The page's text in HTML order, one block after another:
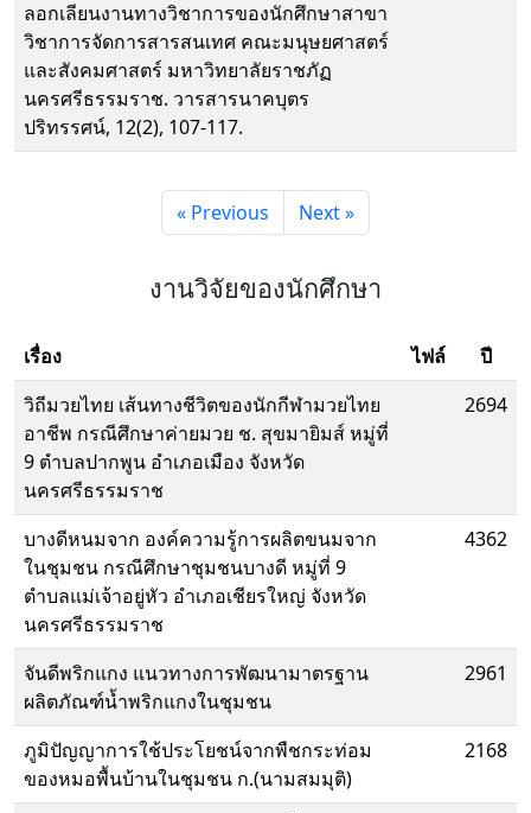
ลอกเลียนงานทางวิชาการของนักศึกษาสาขา
วิชาการจัดการสารสนเทศ คณะมนุษยศาสตร์
และสังคมศาสตร์ มหาวิทยาลัยราชภัฏ
นครศรีธรรมราช. วารสารนาคบุตร
ปริทรรศน์, 12(2), 107-117.
« Previous Next »
งานวิจัยของนักศึกษา
เรื่อง ไฟล์
ปี
วิถีมวยไทย เส้นทางชีวิตของนักกีฬามวยไทย
อาชีพ กรณีศึกษาค่ายมวย ช. สุขมายิมส์ หมู่ที่
9 ตำบลปากพูน อำเภอเมือง จังหวัด
นครศรีธรรมราช
2694
บางดีหนมจาก องค์ความรู้การผลิตขนมจาก
ในชุมชน กรณีศึกษาชุมชนบางดี หมู่ที่ 9
ตำบลแม่เจ้าอยู่หัว อำเภอเชียรใหญ่ จังหวัด
นครศรีธรรมราช
4362
จันดีพริกแกง แนวทางการพัฒนามาตรฐาน
ผลิตภัณฑ์น้ำพริกแกงในชุมชน
2961
ภูมิปัญญาการใช้ประโยชน์จากพืชกระท่อม
ของหมอพื้นบ้านในชุมชน ก.(นามสมมุติ)
2168